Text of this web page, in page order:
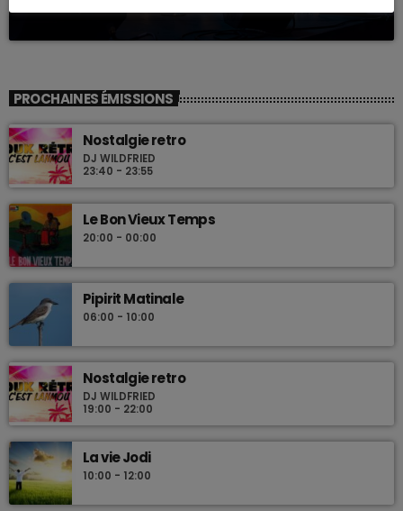
PROCHAINES ÉMISSIONS
Nostalgie retro
DJ WILDFRIED
23:40 - 23:55
Le Bon Vieux Temps
20:00 - 00:00
Pipirit Matinale
06:00 - 10:00
Nostalgie retro
DJ WILDFRIED
19:00 - 22:00
La vie Jodi
10:00 - 12:00